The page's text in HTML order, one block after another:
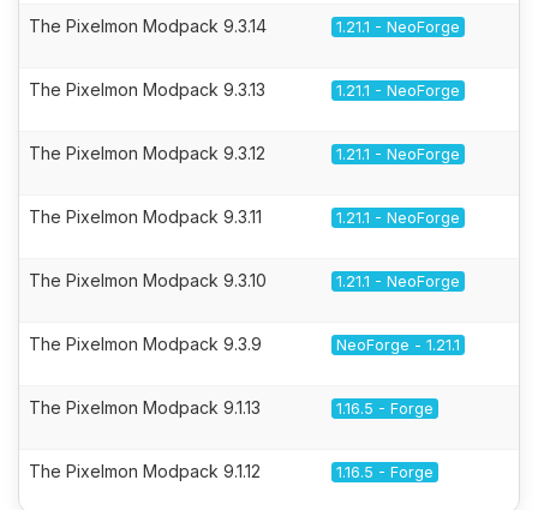
The Pixelmon Modpack 9.3.14 1.21.1 - NeoForge
The Pixelmon Modpack 9.3.13 1.21.1 - NeoForge
The Pixelmon Modpack 9.3.12 1.21.1 - NeoForge
The Pixelmon Modpack 9.3.11 1.21.1 - NeoForge
The Pixelmon Modpack 9.3.10 1.21.1 - NeoForge
The Pixelmon Modpack 9.3.9 NeoForge - 1.21.1
The Pixelmon Modpack 9.1.13 1.16.5 - Forge
The Pixelmon Modpack 9.1.12 1.16.5 - Forge